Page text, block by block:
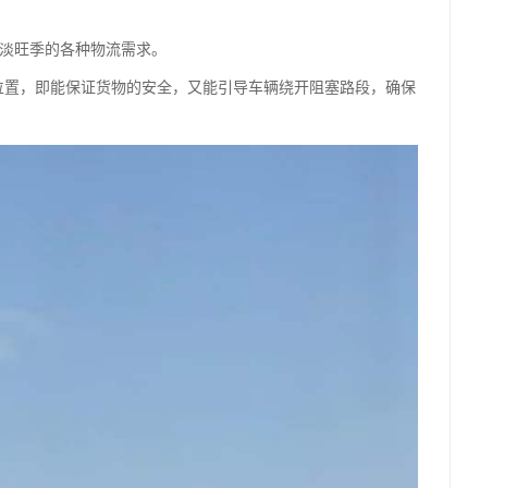
旺季的各种物流需求。
，即能保证货物的安全，又能引导车辆绕开阻塞路段，确保